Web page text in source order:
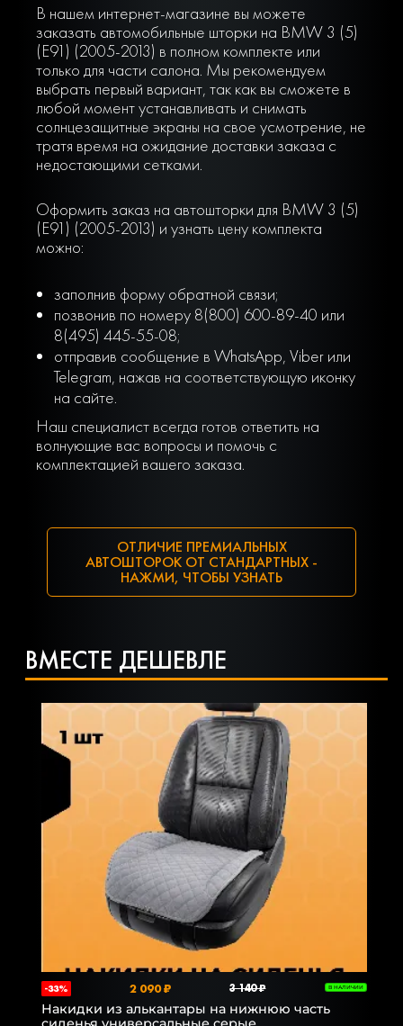
В нашем интернет-магазине вы можете
заказать автомобильные шторки на BMW 3 (5)
(E91) (2005-2013) в полном комплекте или
только для части салона. Мы рекомендуем
выбрать первый вариант, так как вы сможете в
любой момент устанавливать и снимать
солнцезащитные экраны на свое усмотрение, не
тратя время на ожидание доставки заказа с
недостающими сетками.
Оформить заказ на автошторки для BMW 3 (5)
(E91) (2005-2013) и узнать цену комплекта
можно:
заполнив форму обратной связи;
позвонив по номеру 8(800) 600-89-40 или
8(495) 445-55-08;
отправив сообщение в WhatsApp, Viber или
Telegram, нажав на соответствующую иконку
на сайте.
Наш специалист всегда готов ответить на
волнующие вас вопросы и помочь с
комплектацией вашего заказа.
ОТЛИЧИЕ ПРЕМИАЛЬНЫХ
АВТОШТОРОК ОТ СТАНДАРТНЫХ -
НАЖМИ, ЧТОБЫ УЗНАТЬ
ВМЕСТЕ ДЕШЕВЛЕ
-33% 2 090 ₽ 3 140 ₽ В НАЛИЧИИ
Накидки из алькантары на нижнюю часть